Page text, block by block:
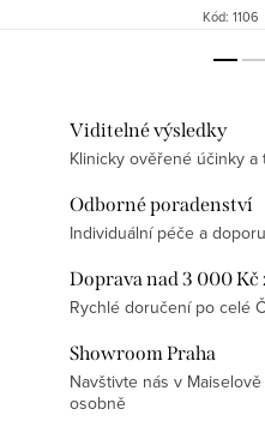
Kód: 1106
Viditelné výsledky
Klinicky ověřené účinky
Odborné poradenství
Individuální péče a
Doprava nad 3 000 Kč
Rychlé doručení po celé
Showroom Praha
Navštivte nás v
osobně